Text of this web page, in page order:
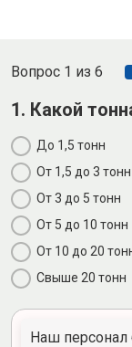
Вопрос 1 из 6
1. Какой
До 1,5 тонн
От 1,5 до 3 тонн
От 3 до 5 тонн
От 5 до 10 тонн
От 10 до 20
Свыше 20 тонн
Наш персонал